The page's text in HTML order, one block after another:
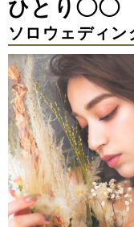
ひとり◯◯
ソロウェディン